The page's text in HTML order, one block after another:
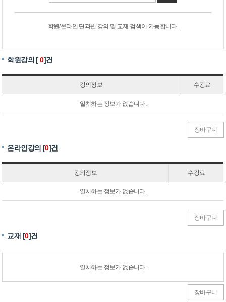
학원/온라인 단과반 강의 및 교재 검색이 가능합니다.
학원강의 [0]건
강의정보 수강료
일치하는 정보가 없습니다.
장바구니
온라인강의 [0]건
강의정보 수강료
일치하는 정보가 없습니다.
장바구니
교재 [0]건
일치하는 정보가 없습니다.
장바구니